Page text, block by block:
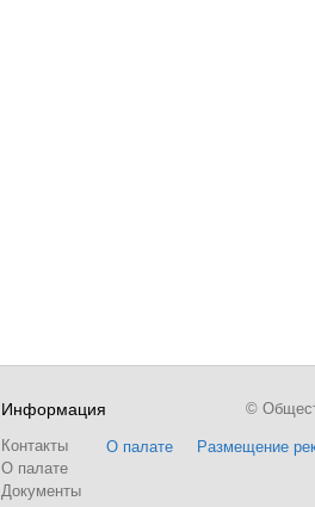
Информация
Контакты
О палате
Документы
О палате Размещение
©